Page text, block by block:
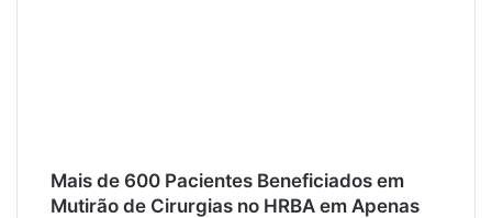
Mais de 600 Pacientes Beneficiados em
Mutirão de Cirurgias no HRBA em Apenas